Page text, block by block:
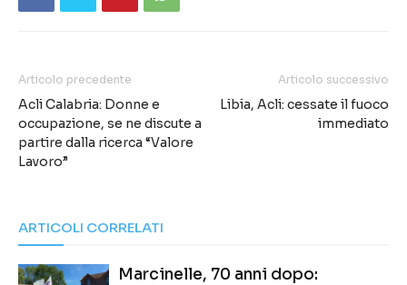
Articolo precedente
Acli Calabria: Donne e
occupazione, se ne discute a
partire dalla ricerca “Valore
Lavoro”
Articolo successivo
Libia, Acli: cessate il fuoco
immediato
ARTICOLI CORRELATI
Marcinelle, 70 anni dopo: